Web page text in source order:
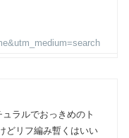
ラルでおっきめのト
どリフ編み暫くはいい